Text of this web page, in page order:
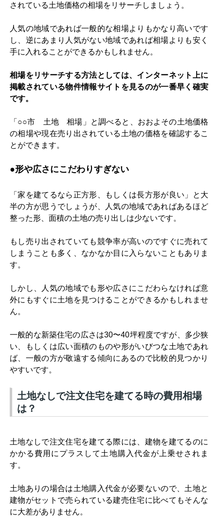
されている土地価格の相場をリサーチしましょう。
人気の地域であれば一般的な相場よりもかなり高いです
し、逆にあまり人気がない地域であれば相場よりも安く
手に入れることができるかもしれません。
相場をリサーチする方法としては、インターネット上に
掲載されている物件情報サイトを見るのが一番早く確実
です。
「○○市 土地 相場」と調べると、おおよその土地価格
の相場や現在売り出されている土地の価格を確認するこ
とができます。
●形や広さにこだわりすぎない
「家を建てるなら正方形、もしくは長方形が良い」と大
半の方が思うでしょうが、人気の地域であればあるほど
整った形、面積の土地の売り出しは少ないです。
もし売り出されていても競争率が高いのですぐに売れて
しまうことも多く、なかなか目に入らないこともありま
す。
しかし、人気の地域でも形や広さにこだわらなければ意
外にもすぐに土地を見つけることができるかもしれませ
ん。
一般的な新築住宅の広さは30〜40坪程度ですが、多少狭
い、もしくは広い面積のものや形がいびつな土地であれ
ば、一般の方が敬遠する傾向にあるので比較的見つかり
やすいです。
土地なしで注文住宅を建てる時の費用相場
は？
土地なしで注文住宅を建てる際には、建物を建てるのに
かかる費用にプラスして土地購入代金が上乗せされま
す。
土地ありの場合は土地購入代金が必要ないので、土地と
建物がセットで売られている建売住宅に比べてもそんな
に大差がありません。